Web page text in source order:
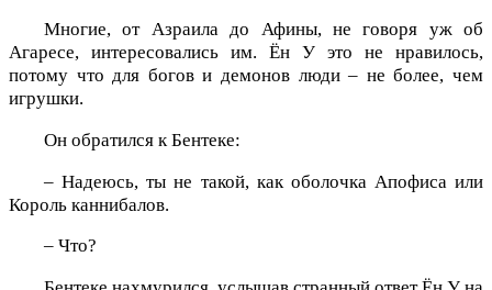
Многие, от Азраила до Афины, не говоря уж об
Агаресе, интересовались им. Ён У это не нравилось,
потому что для богов и демонов люди – не более, чем
игрушки.
Он обратился к Бентеке:
– Надеюсь, ты не такой, как оболочка Апофиса или
Король каннибалов.
– Что?